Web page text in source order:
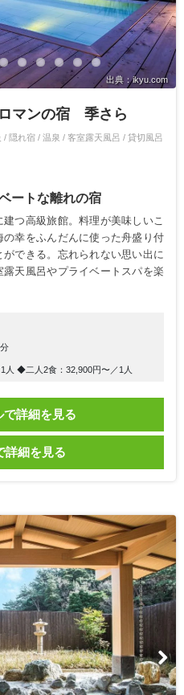
出典：ikyu.com
マンの宿 季さら
/ 隠れ宿 / 温泉 / 客室露天風呂 / 貸切風呂
ートな離れの宿
つ高級旅館。料理が美味しいこ
幸をふんだんに使った舟盛り付
できる。忘れられない思い出に
天風呂やプライベートスパを楽
人 ◆二人2食：32,900円〜／1人
詳細を見る
詳細を見る